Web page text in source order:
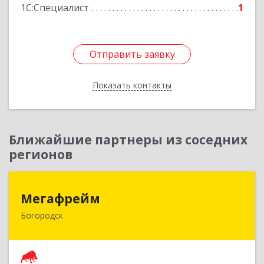
1С:Специалист 1
Отправить заявку
Показать контакты
Отправить заявку
Назад
Ближайшие партнеры из соседних
регионов
Мегафрейм
Богородск607600, Нижегородская обл, Богородск г,